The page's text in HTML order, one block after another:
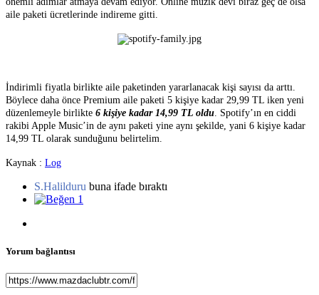
aile paketi ücretlerinde indireme gitti.
İndirimli fiyatla birlikte aile paketinden yararlanacak kişi sayısı da arttı.
Böylece daha önce Premium aile paketi 5 kişiye kadar 29,99 TL iken yeni
düzenlemeyle birlikte 6 kişiye kadar 14,99 TL oldu. Spotify’ın en ciddi
rakibi Apple Music’in de aynı paketi yine aynı şekilde, yani 6 kişiye kadar
14,99 TL olarak sunduğunu belirtelim.
Kaynak : Log
S.Halilduru buna ifade bıraktı
1
Yorum bağlantısı